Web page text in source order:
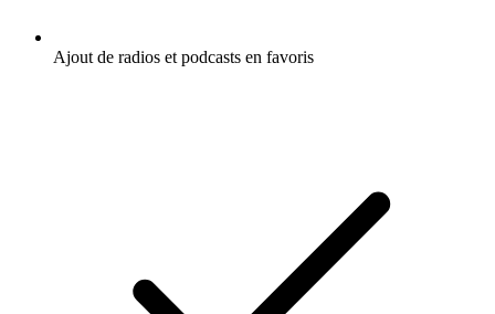
Ajout de radios et podcasts en favoris